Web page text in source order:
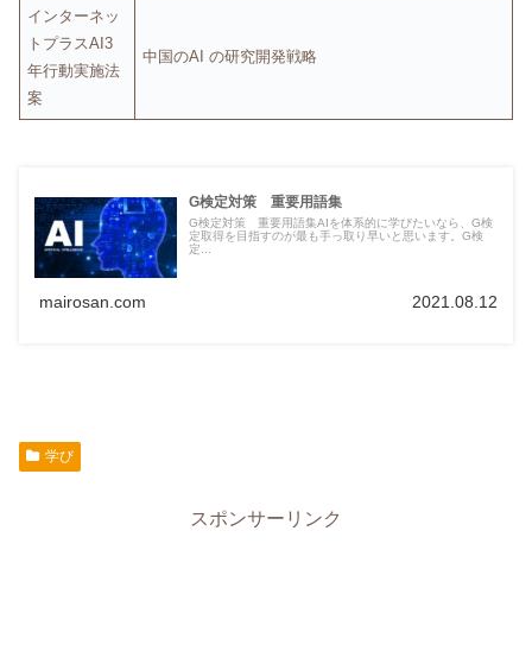
インターネッ
トプラスAI3
年行動実施法
案
中国のAI の研究開発戦略
G検定対策 重要用語集
G検定対策 重要用語集AIを体系的に学びたいなら、G検
定取得を目指すのが最も手っ取り早いと思います。G検
定...
mairosan.com 2021.08.12
学び
スポンサーリンク